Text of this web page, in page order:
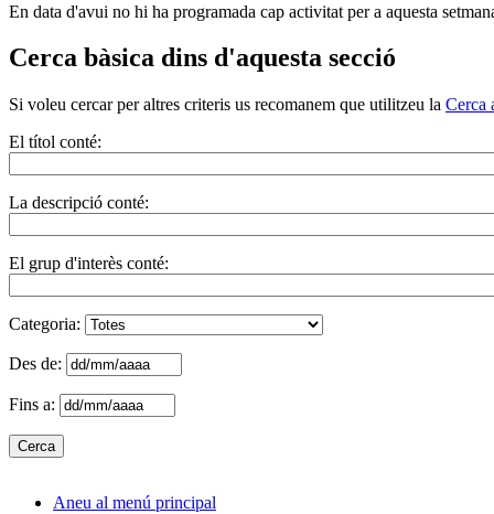
En data d'avui no hi ha programada cap activitat per a aquesta
Cerca bàsica dins d'aquesta secció
Si voleu cercar per altres criteris us recomanem que utilitzeu la Cerca
El títol conté:
La descripció conté:
El grup d'interès conté:
Categoria:
Des de:
Fins a:
Aneu al menú principal